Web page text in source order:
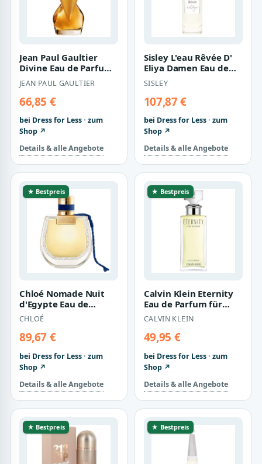
Jean Paul Gaultier
Divine Eau de Parfum
Intense für Damen
30ml
JEAN PAUL GAULTIER
66,85 €
bei Dress for Less · zum
Shop ↗
Details & alle Angebote
Sisley L'eau Rêvée D'
Eliya Damen Eau de
Toilette Spray - 100ml
SISLEY
107,87 €
bei Dress for Less · zum
Shop ↗
Details & alle Angebote
★ Bestpreis
Chloé Nomade Nuit
d'Egypte Eau de
Parfum Spray für
Damen - 75ml
CHLOÉ
89,67 €
bei Dress for Less · zum
Shop ↗
Details & alle Angebote
★ Bestpreis
Calvin Klein Eternity
Eau de Parfum für
Damen - Zeitloser
Floralduft 1…
CALVIN KLEIN
49,95 €
bei Dress for Less · zum
Shop ↗
Details & alle Angebote
★ Bestpreis ★ Bestpreis